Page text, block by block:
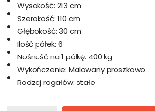
Wysokość: 213 cm
Szerokość: 110 cm
Głębokość: 30 cm
Ilość półek: 6
Nośność na 1 półkę: 400 kg
Wykończenie: Malowany proszkowo
Rodzaj regałów: stałe